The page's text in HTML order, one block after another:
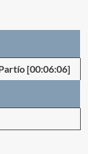
[00:06:06]